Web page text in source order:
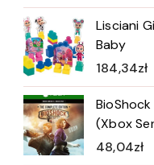
Lisciani
Baby
184,34zł
(Xbox
48,04zł